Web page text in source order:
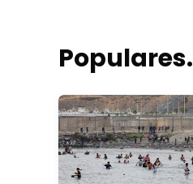
Populares.